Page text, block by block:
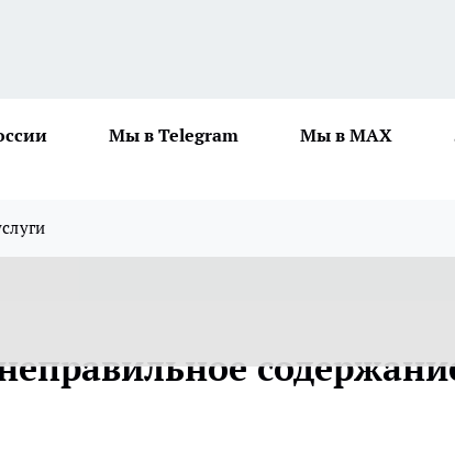
Мы в Telegram Мы в MAX